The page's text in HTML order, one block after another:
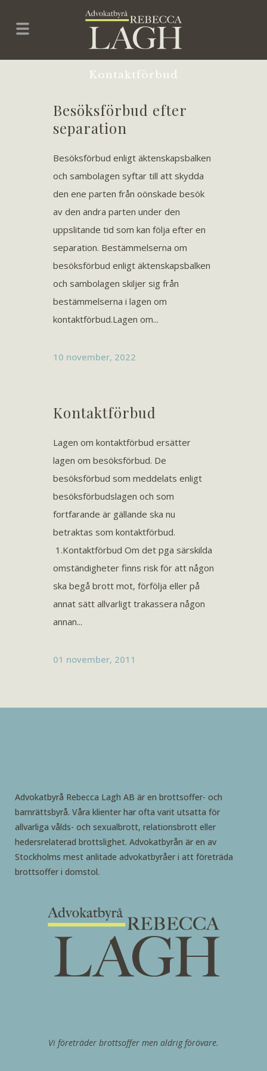
Kontaktförbud
Besöksförbud efter
separation
Besöksförbud enligt äktenskapsbalken
och sambolagen syftar till att skydda
den ene parten från oönskade besök
av den andra parten under den
uppslitande tid som kan följa efter en
separation. Bestämmelserna om
besöksförbud enligt äktenskapsbalken
och sambolagen skiljer sig från
bestämmelserna i lagen om
kontaktförbud.Lagen om...
10 november, 2022
Kontaktförbud
Lagen om kontaktförbud ersätter
lagen om besöksförbud. De
besöksförbud som meddelats enligt
besöksförbudslagen och som
fortfarande är gällande ska nu
betraktas som kontaktförbud.
1.Kontaktförbud Om det pga särskilda
omständigheter finns risk för att någon
ska begå brott mot, förfölja eller på
annat sätt allvarligt trakassera någon
annan...
01 november, 2011
Advokatbyrå Rebecca Lagh AB är en brottsoffer- och
barnrättsbyrå. Våra klienter har ofta varit utsatta för
allvarliga vålds- och sexualbrott, relationsbrott eller
hedersrelaterad brottslighet. Advokatbyrån är en av
Stockholms mest anlitade advokatbyråer i att företräda
brottsoffer i domstol.
Vi företräder brottsoffer men aldrig förövare.